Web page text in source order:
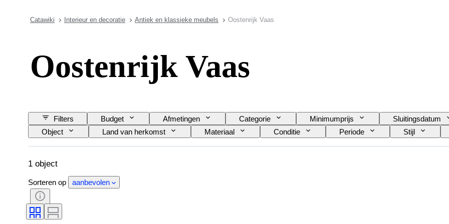
Catawiki Interieur en decoratie Antiek en klassieke meubels Oostenrijk Vaas
Oostenrijk Vaas
Filters Budget Afmetingen Categorie Minimumprijs Sluitingsdatum
Object
Land van herkomst Materiaal Conditie Periode Stijl
1 object
Sorteren op aanbevolen